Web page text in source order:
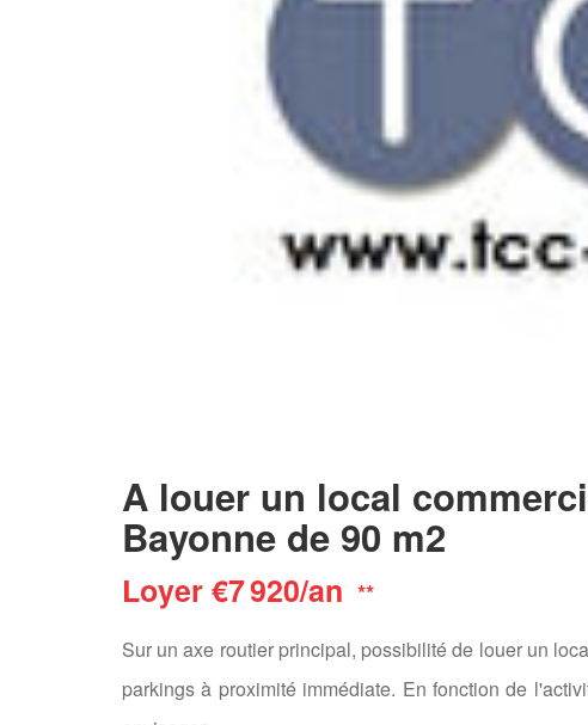
A louer un local
Bayonne de 90 m2
Loyer €7 920/an **
Sur un axe routier principal, possibilité de louer un
parkings à proximité immédiate. En fonction de